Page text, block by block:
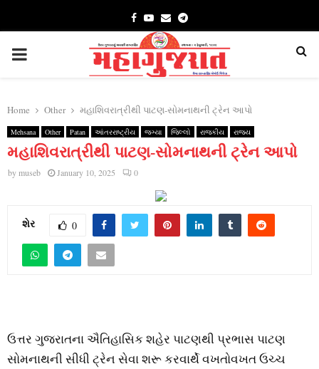
FacebookYoutube
EmailTelegram
PRIMARY
Home Other મહાશિવરાત્રીથી પાટણ-સોમનાથની ટ્રેન આપો
Mehsana Other Patan આંતરરાષ્ટ્રીય જગ્યા જિલ્લો રાજકીય રાજ્ય
મહાશિવરાત્રીથી પાટણ-સોમનાથની ટ્રેન આપો
by museb January 10, 2025 0
શેર 0
ઉત્તર ગુજરાતના ઐતિહાસિક શહેર પાટણથી પ્રભાસ પાટણ
સોમનાથની સીધી ટ્રેન સેવા શરૂ કરવાર્થે વખતોવખત ઉચ્ચ